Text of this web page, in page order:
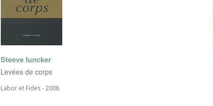
Steeve Iuncker
Levées de corps
Labor et Fides - 2008